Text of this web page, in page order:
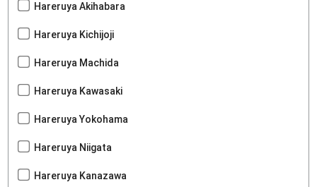
Hareruya Akihabara
Hareruya Kichijoji
Hareruya Machida
Hareruya Kawasaki
Hareruya Yokohama
Hareruya Niigata
Hareruya Kanazawa